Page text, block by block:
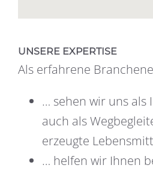
UNSERE EXPERTISE
Als erfahrene
… sehen wir uns als
auch als
erzeugte
… helfen wir Ihnen